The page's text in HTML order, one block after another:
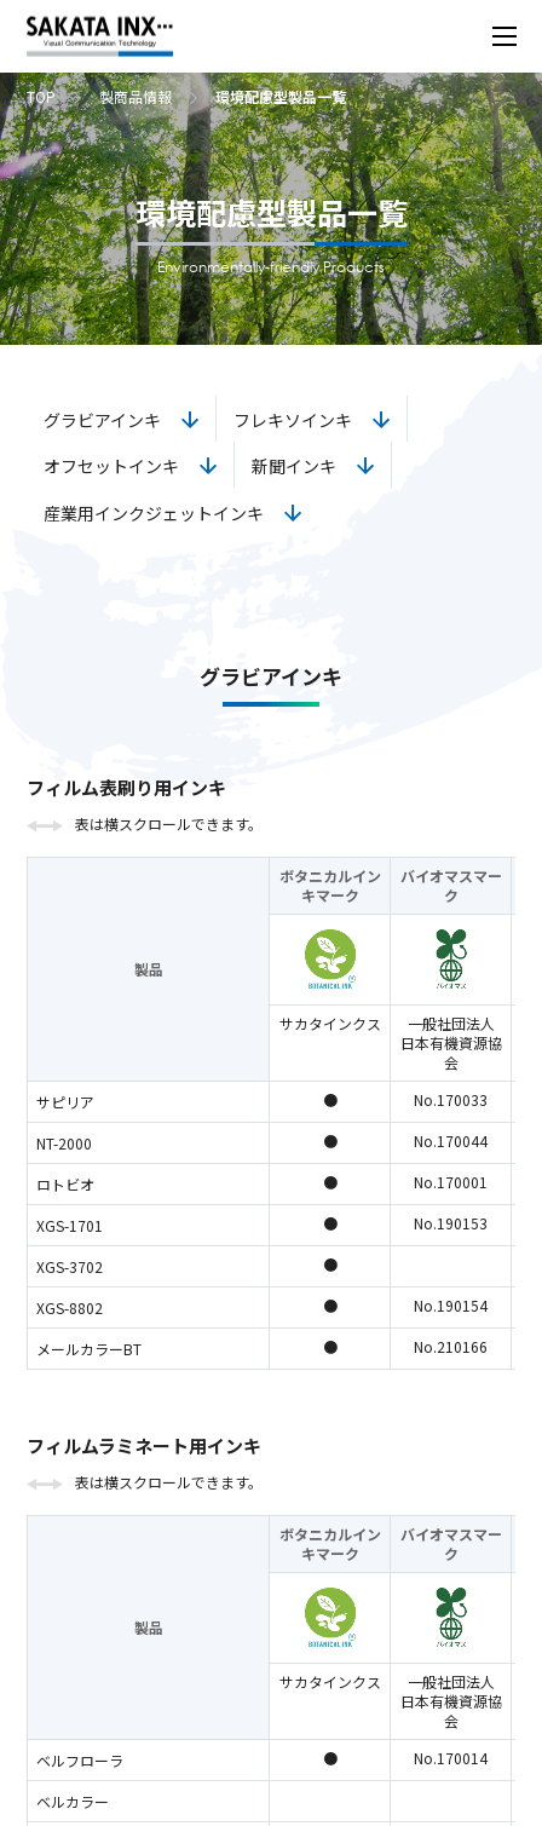
TOP 製商品情報 環境配慮型製品一覧
環境配慮型製品一覧
Environmentally-friendly Products
グラビアインキ
フレキソインキ
オフセットインキ
新聞インキ
産業用インクジェットインキ
グラビアインキ
フィルム表刷り用インキ
表は横スクロールできます。
製品
ボタニカルイン
キマーク
バイオマスマー
ク
サカタインクス
一般社団法人
日本有機資源協
会
サピリア ● No.170033
NT-2000 ● No.170044
ロトビオ ● No.170001
XGS-1701 ● No.190153
XGS-3702 ●
XGS-8802 ● No.190154
メールカラーBT ● No.210166
フィルムラミネート用インキ
表は横スクロールできます。
製品
ボタニカルイン
キマーク
バイオマスマー
ク
サカタインクス
一般社団法人
日本有機資源協
会
ベルフローラ ● No.170014
ベルカラー